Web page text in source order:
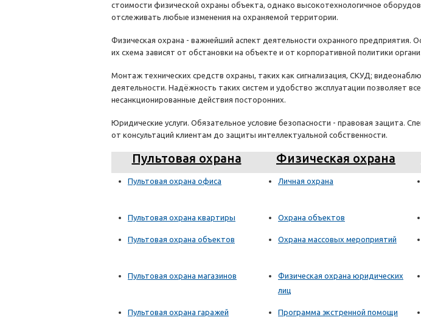
стоимости физической охраны объекта, однако высокотехнологичное
отслеживать любые изменения на охраняемой территории.
Физическая охрана - важнейший аспект деятельности охранного предприятия.
их схема зависят от обстановки на объекте и от корпоративной политики
Монтаж технических средств охраны, таких как сигнализация, СКУД;
деятельности. Надёжность таких систем и удобство эксплуатации позволяет
несанкционированные действия посторонних.
Юридические услуги. Обязательное условие безопасности - правовая защита.
от консультаций клиентам до защиты интеллектуальной собственности.
Пультовая охрана Физическая охрана
Пультовая охрана офиса Личная охрана
Пультовая охрана квартиры Охрана объектов
Пультовая охрана объектов Охрана массовых мероприятий
Пультовая охрана магазинов
Физическая охрана юридических
лиц
Пультовая охрана гаражей Программа экстренной помощи